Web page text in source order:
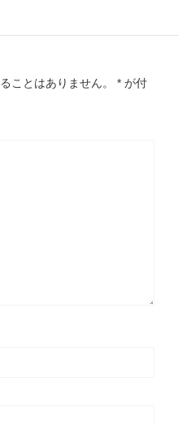
ことはありません。 * が付